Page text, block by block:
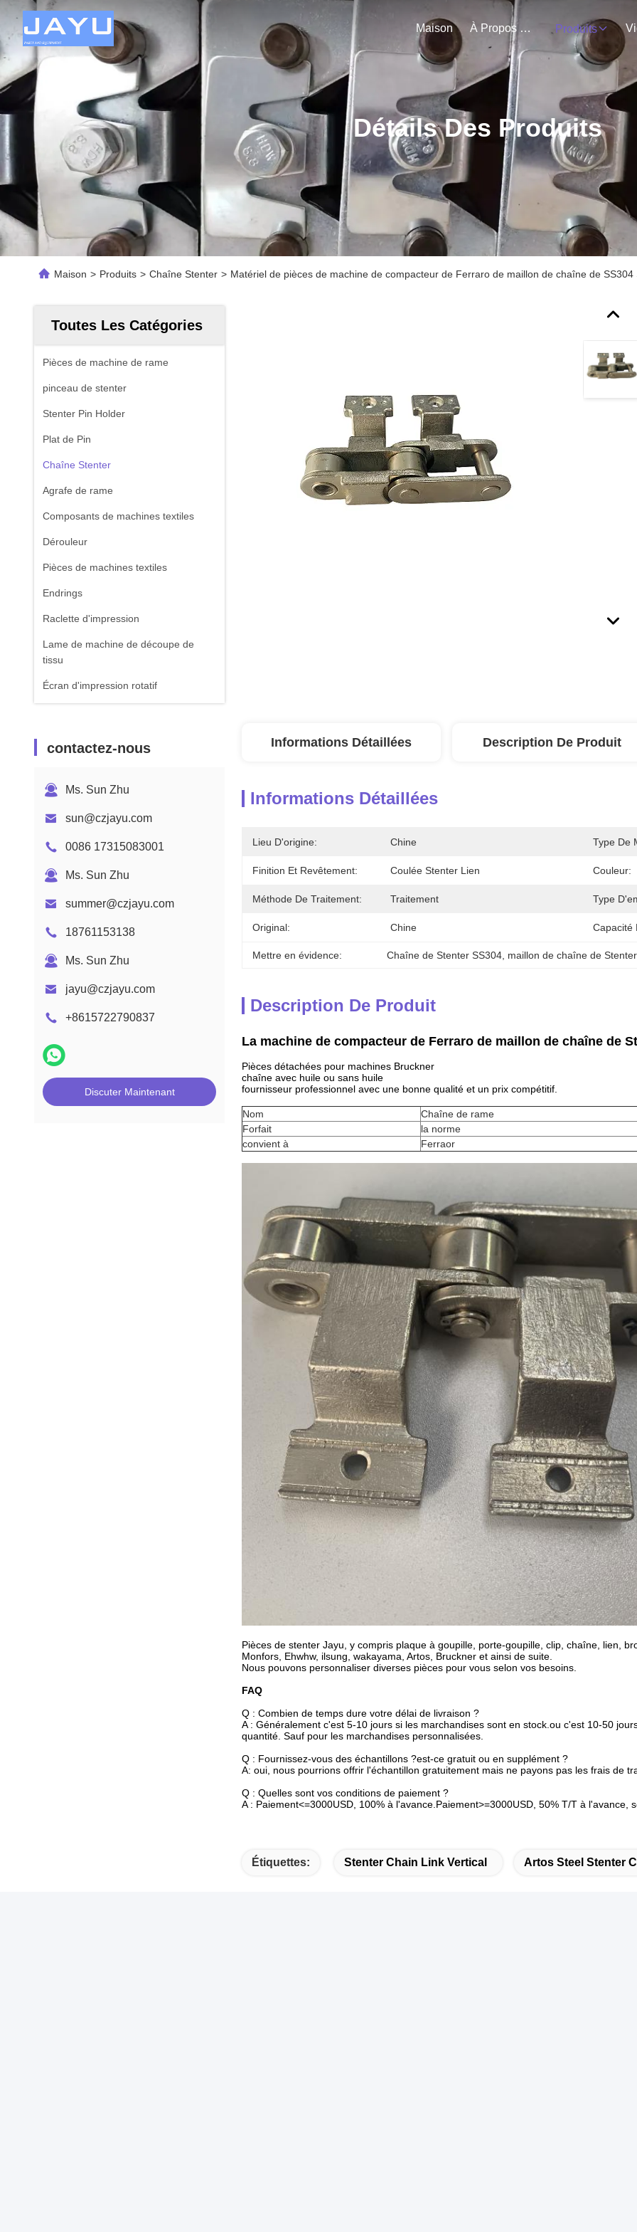
Maison À Propos De Nous Produits
Détails Des Produits
Maison > Produits > Chaîne Stenter > Matériel de pièces de machine de compacteur de Ferraro de maillon de chaîne de SS304
Toutes Les Catégories
Pièces de machine de rame
pinceau de stenter
Stenter Pin Holder
Plat de Pin
Chaîne Stenter
Agrafe de rame
Composants de machines textiles
Dérouleur
Pièces de machines textiles
Endrings
Raclette d'impression
Lame de machine de découpe de
tissu
Écran d'impression rotatif
contactez-nous
Ms. Sun Zhu
sun@czjayu.com
0086 17315083001
Ms. Sun Zhu
summer@czjayu.com
18761153138
Ms. Sun Zhu
jayu@czjayu.com
+8615722790837
Discuter Maintenant
Informations Détaillées Description De Produit
Informations Détaillées
Lieu D'origine: Chine Type De
Finition Et Revêtement: Coulée Stenter Lien Couleur:
Méthode De Traitement: Traitement Type
Original: Chine Capacité
Mettre en évidence: Chaîne de Stenter SS304, maillon de chaîne de
Description De Produit
La machine de compacteur de Ferraro de maillon de chaîne de
Pièces détachées pour machines Bruckner
chaîne avec huile ou sans huile
fournisseur professionnel avec une bonne qualité et un prix compétitif.
Nom
Chaîne de rame
Forfait
la norme
convient à
Ferraor
Pièces de stenter Jayu, y compris plaque à goupille, porte-goupille, clip, chaîne, lien,
Monfors, Ehwhw, ilsung, wakayama, Artos, Bruckner et ainsi de suite.
Nous pouvons personnaliser diverses pièces pour vous selon vos besoins.
FAQ
Q : Combien de temps dure votre délai de livraison ?
A : Généralement c'est 5-10 jours si les marchandises sont en stock.ou c'est 10-50
quantité. Sauf pour les marchandises personnalisées.
Q : Fournissez-vous des échantillons ?est-ce gratuit ou en supplément ?
A: oui, nous pourrions offrir l'échantillon gratuitement mais ne payons pas les frais de
Q : Quelles sont vos conditions de paiement ?
A : Paiement<=3000USD, 100% à l'avance.Paiement>=3000USD, 50% T/T à l'avance,
Étiquettes: Stenter Chain Link Vertical Artos Steel Stenter